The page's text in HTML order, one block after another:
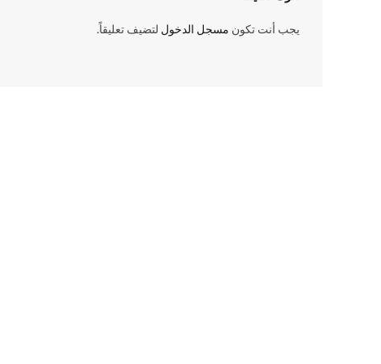
يجب أنت تكون مسجل الدخول لتضيف تعليقاً.